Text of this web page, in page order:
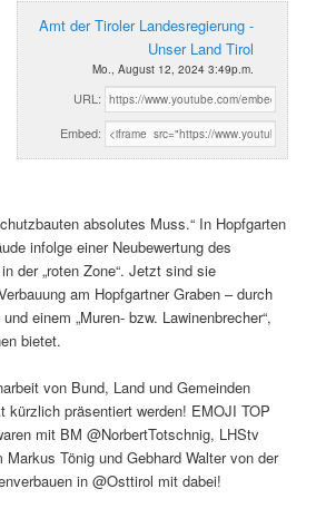
Amt der Tiroler Landesregierung -
Unser Land Tirol
Mo., August 12, 2024 3:49p.m.
URL:
Embed:
absolutes Muss.“ In Hopfgarten
infolge einer Neubewertung des
der „roten Zone“. Jetzt sind sie
am Hopfgartner Graben – durch
einem „Muren- bzw. Lawinenbrecher“,
bietet.
von Bund, Land und Gemeinden
kürzlich präsentiert werden! EMOJI TOP
mit BM @NorbertTotschnig, LHStv
Tönig und Gebhard Walter von der
in @Osttirol mit dabei!